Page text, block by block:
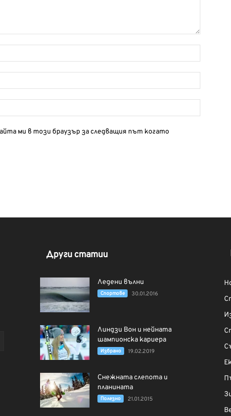
ми в този браузър за следващия път когато
Други статии
Ледени вълни
Спортове 30.01.2016
Линдзи Вон и нейната
шампионска кариера
Избрано 19.02.2019
Снежната слепота и
планината
Полезно 21.01.2015